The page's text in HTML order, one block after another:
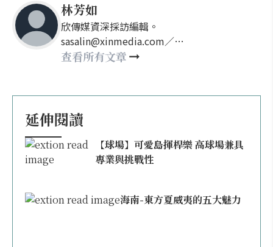
林芳如
欣傳媒資深採訪編輯。
sasalin@xinmedia.com／
happy21917@gmail.com
查看所有文章
延伸閱讀
【球場】可愛島揮桿樂 高球場兼具
專業與挑戰性
海南-東方夏威夷的五大魅力